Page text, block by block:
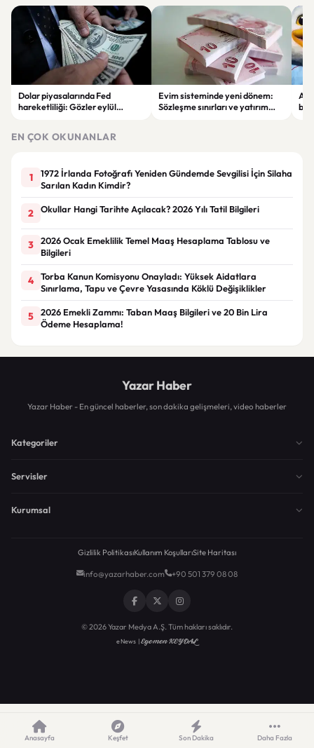
Dolar piyasalarında Fed
hareketliliği: Gözler eylül
Evim sisteminde yeni dönem:
Sözleşme sınırları ve yatırım
EN ÇOK OKUNANLAR
1
1972 İrlanda Fotoğrafı Yeniden Gündemde Sevgilisi İçin Silaha
Sarılan Kadın Kimdir?
2 Okullar Hangi Tarihte Açılacak? 2026 Yılı Tatil Bilgileri
3
2026 Ocak Emeklilik Temel Maaş Hesaplama Tablosu ve
Bilgileri
4
Torba Kanun Komisyonu Onayladı: Yüksek Aidatlara
Sınırlama, Tapu ve Çevre Yasasında Köklü Değişiklikler
5
2026 Emekli Zammı: Taban Maaş Bilgileri ve 20 Bin Lira
Ödeme Hesaplama!
Yazar Haber
Yazar Haber - En güncel haberler, son dakika gelişmeleri, video haberler
Kategoriler
Servisler
Kurumsal
Gizlilik PolitikasıKullanım KoşullarıSite Haritası
info@yazarhaber.com +90 501 379 08 08
© 2026 Yazar Medya A.Ş. Tüm hakları saklıdır.
eNews |Egemen KEYDAL
Anasayfa Keşfet Son Dakika Daha Fazla